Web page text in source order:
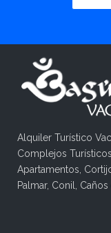
Alquiler Turístico
Complejos
Apartamentos,
Palmar, Conil,